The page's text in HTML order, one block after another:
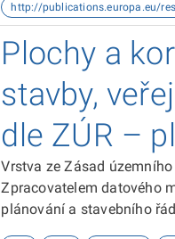
http://publications.europa.eu/
Plochy a
stavby,
dle ZÚR –
Vrstva ze Zásad
Zpracovatelem datového
plánování a stavebního